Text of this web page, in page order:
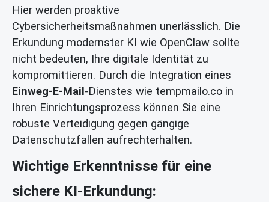
Hier werden proaktive
Cybersicherheitsmaßnahmen unerlässlich. Die
Erkundung modernster KI wie OpenClaw sollte
nicht bedeuten, Ihre digitale Identität zu
kompromittieren. Durch die Integration eines
Einweg-E-Mail -Dienstes wie tempmailo.co in
Ihren Einrichtungsprozess können Sie eine
robuste Verteidigung gegen gängige
Datenschutzfallen aufrechterhalten.
Wichtige Erkenntnisse für eine
sichere KI-Erkundung: